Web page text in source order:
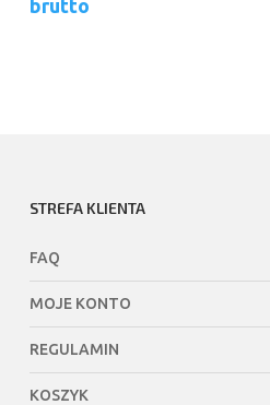
wybrać
brutto
STREFA KLIENTA
FAQ
MOJE KONTO
REGULAMIN
KOSZYK